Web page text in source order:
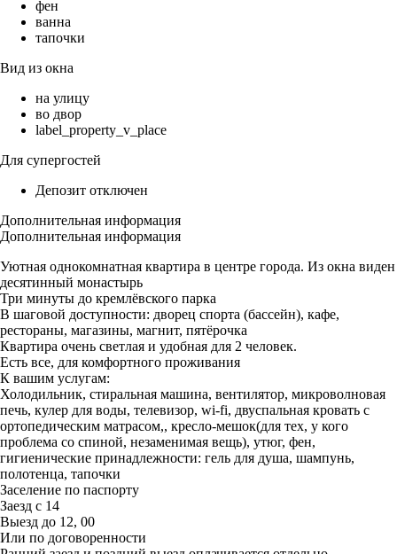
фен
ванна
тапочки
Вид из окна
на улицу
во двор
label_property_v_place
Для супергостей
Депозит отключен
Дополнительная информация
Дополнительная информация
Уютная однокомнатная квартира в центре города. Из окна виден
десятинный монастырь
Три минуты до кремлёвского парка
В шаговой доступности: дворец спорта (бассейн), кафе,
рестораны, магазины, магнит, пятёрочка
Квартира очень светлая и удобная для 2 человек.
Есть все, для комфортного проживания
К вашим услугам:
Холодильник, стиральная машина, вентилятор, микроволновая
печь, кулер для воды, телевизор, wi-fi, двуспальная кровать с
ортопедическим матрасом,, кресло-мешок(для тех, у кого
проблема со спиной, незаменимая вещь), утюг, фен,
гигиенические принадлежности: гель для душа, шампунь,
полотенца, тапочки
Заселение по паспорту
Заезд с 14
Выезд до 12, 00
Или по договоренности